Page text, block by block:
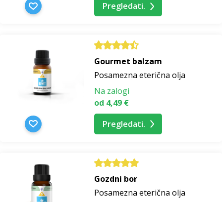
Pregledati.
Gourmet balzam
Posamezna eterična olja
Na zalogi
od 4,49 €
Pregledati.
Gozdni bor
Posamezna eterična olja